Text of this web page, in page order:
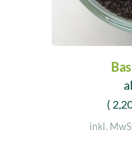
(
inkl.